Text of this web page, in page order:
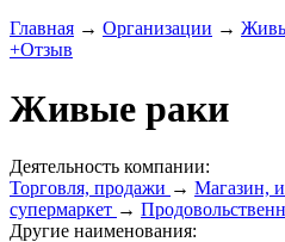
Главная → Организации →
+Отзыв
Живые раки
Деятельность компании:
Торговля, продажи → Магазин,
супермаркет →
Другие наименования: